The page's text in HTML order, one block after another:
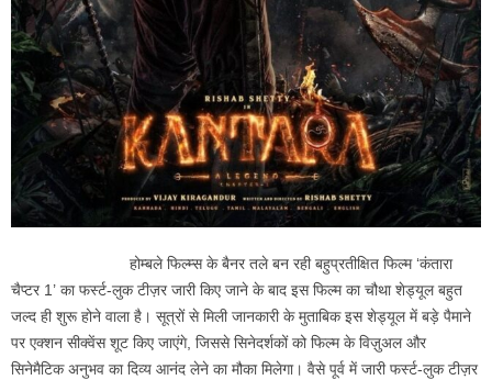
होम्बले फिल्म्स के बैनर तले बन रही बहुप्रतीक्षित फिल्म ‘कंतारा
चैप्टर 1’ का फर्स्ट-लुक टीज़र जारी किए जाने के बाद इस फिल्म का चौथा शेड्यूल बहुत
जल्द ही शुरू होने वाला है। सूत्रों से मिली जानकारी के मुताबिक इस शेड्यूल में बड़े पैमाने
पर एक्शन सीक्वेंस शूट किए जाएंगे, जिससे सिनेदर्शकों को फिल्म के विज़ुअल और
सिनेमैटिक अनुभव का दिव्य आनंद लेने का मौका मिलेगा। वैसे पूर्व में जारी फर्स्ट-लुक टीज़र